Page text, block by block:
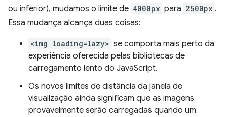
ou inferior), mudamos o limite de 4000px para 2500px .
Essa mudança alcança duas coisas:
<img loading=lazy> se comporta mais perto da
experiência oferecida pelas bibliotecas de
carregamento lento do JavaScript.
Os novos limites de distância da janela de
visualização ainda significam que as imagens
provavelmente serão carregadas quando um